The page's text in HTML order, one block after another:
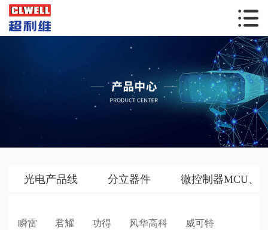
光电产品线 分立器件 微控制器MCU、
瞬雷 君耀 功得 风华高科 威可特